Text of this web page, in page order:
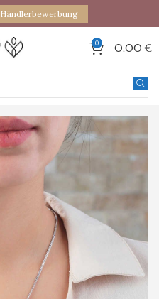
Händlerbewerbung
0 0,00 €